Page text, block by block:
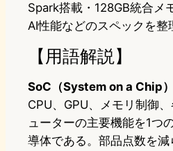
Spark搭載・128GB統合メ
AI性能などのスペックを整
【用語解説】
SoC（System on a Chip）
CPU、GPU、メモリ制御
ューターの主要機能を1つ
導体である。部品点数を